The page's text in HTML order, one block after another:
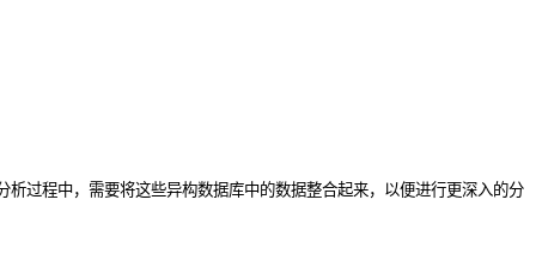
过程中，需要将这些异构数据库中的数据整合起来，以便进行更深入的分